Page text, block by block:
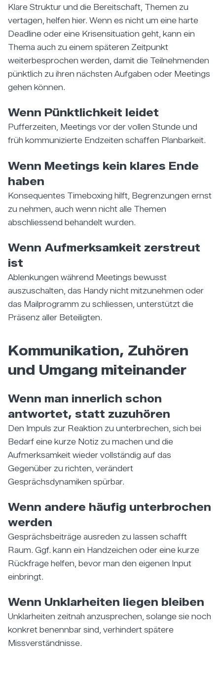
Klare Struktur und die Bereitschaft, Themen zu
vertagen, helfen hier. Wenn es nicht um eine harte
Deadline oder eine Krisensituation geht, kann ein
Thema auch zu einem späteren Zeitpunkt
weiterbesprochen werden, damit die Teilnehmenden
pünktlich zu ihren nächsten Aufgaben oder Meetings
gehen können.
Wenn Pünktlichkeit leidet
Pufferzeiten, Meetings vor der vollen Stunde und
früh kommunizierte Endzeiten schaffen Planbarkeit.
Wenn Meetings kein klares Ende
haben
Konsequentes Timeboxing hilft, Begrenzungen ernst
zu nehmen, auch wenn nicht alle Themen
abschliessend behandelt wurden.
Wenn Aufmerksamkeit zerstreut
ist
Ablenkungen während Meetings bewusst
auszuschalten, das Handy nicht mitzunehmen oder
das Mailprogramm zu schliessen, unterstützt die
Präsenz aller Beteiligten.
Kommunikation, Zuhören
und Umgang miteinander
Wenn man innerlich schon
antwortet, statt zuzuhören
Den Impuls zur Reaktion zu unterbrechen, sich bei
Bedarf eine kurze Notiz zu machen und die
Aufmerksamkeit wieder vollständig auf das
Gegenüber zu richten, verändert
Gesprächsdynamiken spürbar.
Wenn andere häufig unterbrochen
werden
Gesprächsbeiträge ausreden zu lassen schafft
Raum. Ggf. kann ein Handzeichen oder eine kurze
Rückfrage helfen, bevor man den eigenen Input
einbringt.
Wenn Unklarheiten liegen bleiben
Unklarheiten zeitnah anzusprechen, solange sie noch
konkret benennbar sind, verhindert spätere
Missverständnisse.